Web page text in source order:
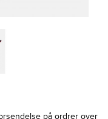
på ordrer over